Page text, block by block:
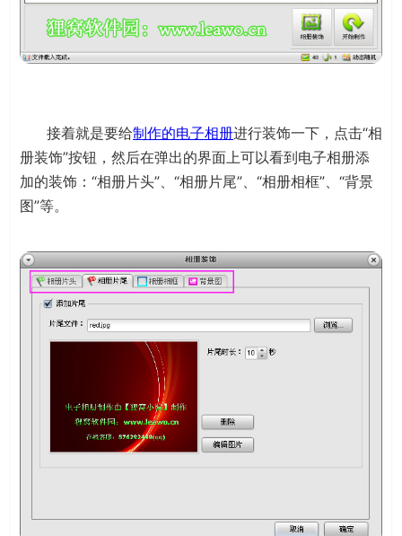
接着就是要给制作的电子相册进行装饰一下，点击“相
册装饰”按钮，然后在弹出的界面上可以看到电子相册添
加的装饰：“相册片头”、“相册片尾”、“相册相框”、“背景
图”等。